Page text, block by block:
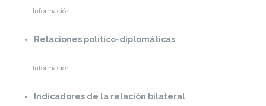
Información
Relaciones político-diplomáticas
Información
Indicadores de la relación bilateral